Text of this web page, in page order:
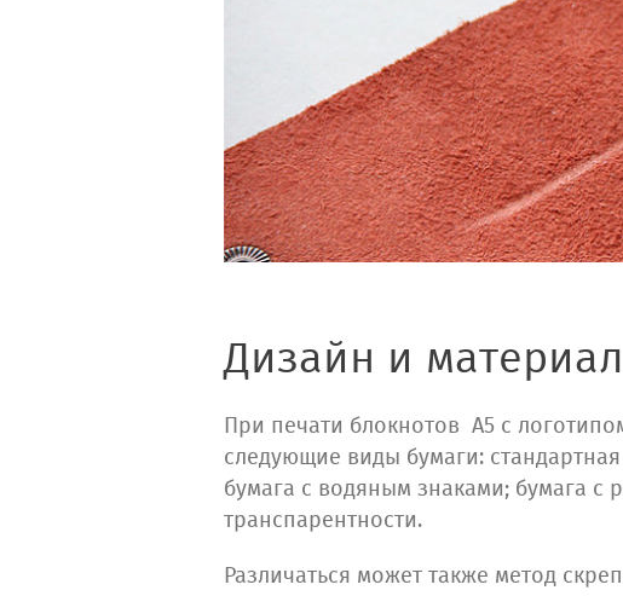
Дизайн и
При печати блокнотов А5 с
следующие виды бумаги:
бумага с водяным знаками; бумага
транспарентности.
Различаться может также метод